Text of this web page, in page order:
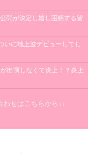
開が決定し嬉し困惑する皆
いに地上波デビューしてし
出演しなくて炎上！？炎上
わせはこちらから↓↓